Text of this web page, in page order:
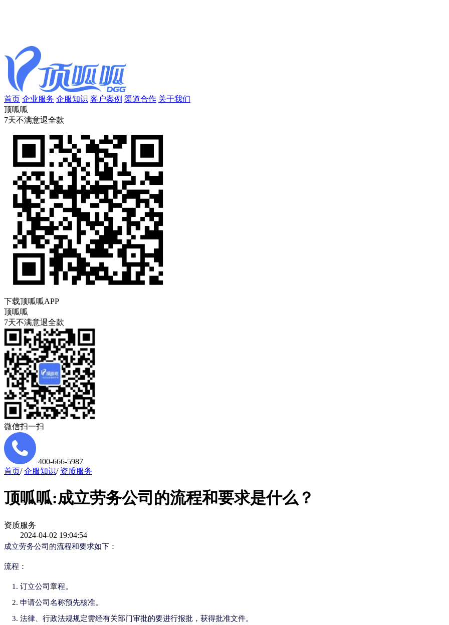
首页 企业服务 企服知识 客户案例 渠道合作 关于我们
顶呱呱
7天不满意退全款
下载顶呱呱APP
顶呱呱
7天不满意退全款
微信扫一扫
400-666-5987
首页/企服知识/ 资质服务
顶呱呱:成立劳务公司的流程和要求是什么？
资质服务
2024-04-02 19:04:54
成立劳务公司的流程和要求如下：
流程：
订立公司章程。
申请公司名称预先核准。
法律、行政法规规定需经有关部门审批的要进行报批，获得批准文件。